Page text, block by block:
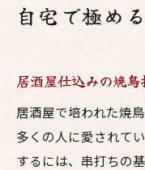
焼鳥の香
串打ち成功へ
梅田居酒
鳥料理のプ
喫
自宅で極め
居酒屋仕込みの焼
居酒屋で培われた焼
多くの人に愛されて
するには、串打ちの